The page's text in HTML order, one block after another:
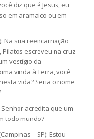
diz que é Jesus, eu
em aramaico ou em
Na sua reencarnação
Pilatos escreveu na cruz
vestígio da
vinda à Terra, você
vida? Seria o nome
Senhor acredita que um
todo mundo?
– SP): Estou